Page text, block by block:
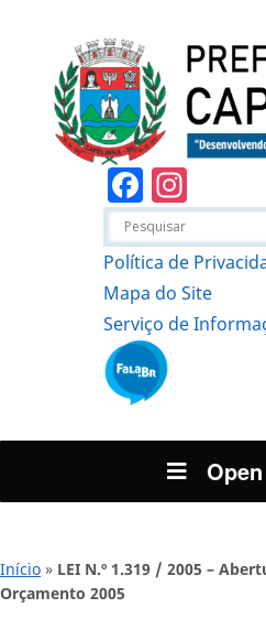
Política de
Mapa do Site
Serviço de
Início » LEI N.º 1.319 / 2005 –
Orçamento 2005